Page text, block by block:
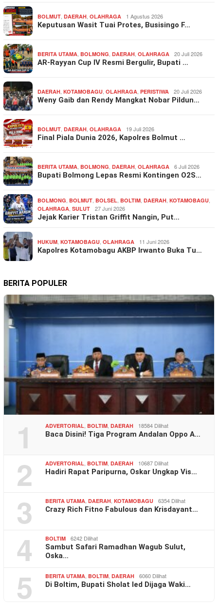
BOLMUT DAERAH OLAHRAGA 1 Agustus 2026
Keputusan Wasit Tuai Protes, Busisingo F…
BERITA UTAMA BOLMONG DAERAH OLAHRAGA 20 Juli 2026
AR-Rayyan Cup IV Resmi Bergulir, Bupati …
DAERAH KOTAMOBAGU OLAHRAGA PERISTIWA 20 Juli 2026
Weny Gaib dan Rendy Mangkat Nobar Pildun…
BOLMUT DAERAH OLAHRAGA 19 Juli 2026
Final Piala Dunia 2026, Kapolres Bolmut …
BERITA UTAMA BOLMONG DAERAH OLAHRAGA 6 Juli 2026
Bupati Bolmong Lepas Resmi Kontingen O2S…
BOLMONG BOLMUT BOLSEL BOLTIM DAERAH KOTAMOBAGU
OLAHRAGA SULUT 27 Juni 2026
Jejak Karier Tristan Griffit Nangin, Put…
HUKUM KOTAMOBAGU OLAHRAGA 11 Juni 2026
Kapolres Kotamobagu AKBP Irwanto Buka Tu…
BERITA POPULER
1 ADVERTORIAL BOLTIM DAERAH 18584 Dilihat
Baca Disini! Tiga Program Andalan Oppo A…
2 ADVERTORIAL BOLTIM DAERAH 10687 Dilihat
Hadiri Rapat Paripurna, Oskar Ungkap Vis…
3 BERITA UTAMA DAERAH KOTAMOBAGU 6354 Dilihat
Crazy Rich Fitno Fabulous dan Krisdayant…
4 BOLTIM 6242 Dilihat
Sambut Safari Ramadhan Wagub Sulut,
Oska…
5 BERITA UTAMA BOLTIM DAERAH 6060 Dilihat
Di Boltim, Bupati Sholat Ied Dijaga Waki…